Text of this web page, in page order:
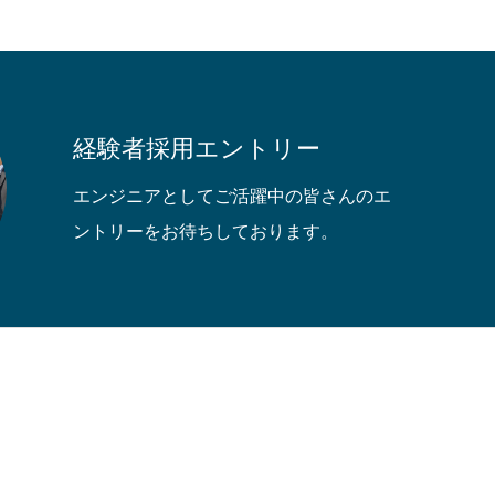
経験者採用エントリー
エンジニアとしてご活躍中の皆さんのエ
ントリーをお待ちしております。